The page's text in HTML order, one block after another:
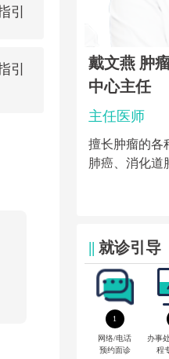
戴文燕 肿
中心主任
主任医师
擅长肿瘤的各
肺癌、消化道
|| 就诊引导
1
网络/电话
预约面诊
办事
程
引
引